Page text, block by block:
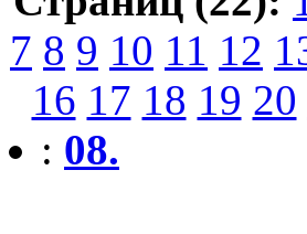
7 8 9 10 11 12
16 17 18 19 20
: 08.